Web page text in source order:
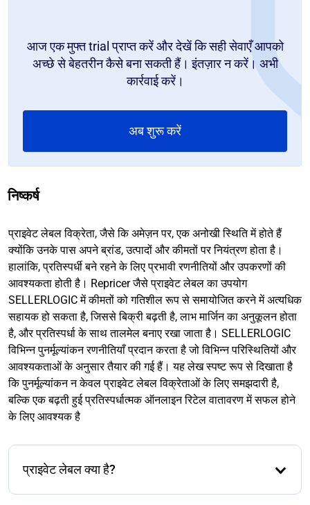
आज एक मुफ्त trial प्राप्त करें और देखें कि सही सेवाएँ आपको
अच्छे से बेहतरीन कैसे बना सकती हैं। इंतज़ार न करें। अभी
कार्रवाई करें।
अब शुरू करें
निष्कर्ष
प्राइवेट लेबल विक्रेता, जैसे कि अमेज़न पर, एक अनोखी स्थिति में होते हैं
क्योंकि उनके पास अपने ब्रांड, उत्पादों और कीमतों पर नियंत्रण होता है।
हालांकि, प्रतिस्पर्धी बने रहने के लिए प्रभावी रणनीतियों और उपकरणों की
आवश्यकता होती है। Repricer जैसे प्राइवेट लेबल का उपयोग
SELLERLOGIC में कीमतों को गतिशील रूप से समायोजित करने में अत्यधिक
सहायक हो सकता है, जिससे बिक्री बढ़ती है, लाभ मार्जिन का अनुकूलन होता
है, और प्रतिस्पर्धा के साथ तालमेल बनाए रखा जाता है। SELLERLOGIC
विभिन्न पुनर्मूल्यांकन रणनीतियाँ प्रदान करता है जो विभिन्न परिस्थितियों और
आवश्यकताओं के अनुसार तैयार की गई हैं। यह लेख स्पष्ट रूप से दिखाता है
कि पुनर्मूल्यांकन न केवल प्राइवेट लेबल विक्रेताओं के लिए समझदारी है,
बल्कि एक बढ़ती हुई प्रतिस्पर्धात्मक ऑनलाइन रिटेल वातावरण में सफल होने
के लिए आवश्यक है
प्राइवेट लेबल क्या है?